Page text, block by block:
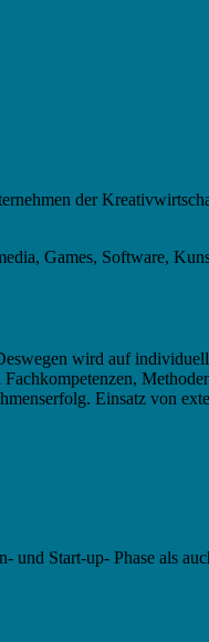
der
Games, Software,
wird auf
Einsatz von
Start-up- Phase als